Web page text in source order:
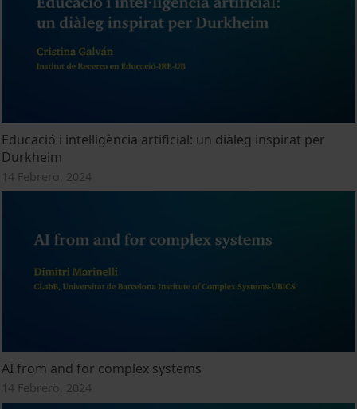
Educació i intel·ligència artificial: un diàleg inspirat per
Durkheim
14 Febrero, 2024
AI from and for complex systems
14 Febrero, 2024